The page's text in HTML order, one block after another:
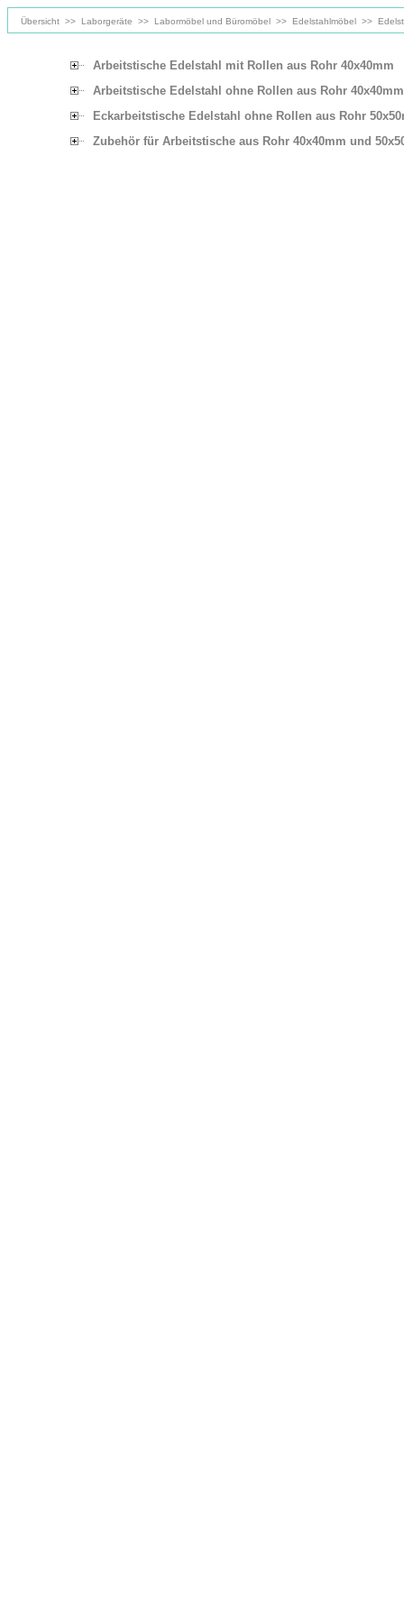
Übersicht >> Laborgeräte >> Labormöbel und Büromöbel >> Edelstahlmöbel >>
Arbeitstische Edelstahl mit Rollen aus Rohr 40x40mm
Arbeitstische Edelstahl ohne Rollen aus Rohr 40x40mm
Eckarbeitstische Edelstahl ohne Rollen aus Rohr
Zubehör für Arbeitstische aus Rohr 40x40mm und